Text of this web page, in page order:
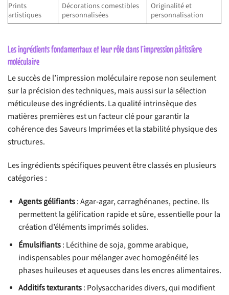
Prints
artistiques
Décorations comestibles
personnalisées
Originalité et
personnalisation
Les ingrédients fondamentaux et leur rôle dans l’impression pâtissière
moléculaire
Le succès de l’impression moléculaire repose non seulement
sur la précision des techniques, mais aussi sur la sélection
méticuleuse des ingrédients. La qualité intrinsèque des
matières premières est un facteur clé pour garantir la
cohérence des Saveurs Imprimées et la stabilité physique des
structures.
Les ingrédients spécifiques peuvent être classés en plusieurs
catégories :
Agents gélifiants: Agar-agar, carraghénanes, pectine. Ils
permettent la gélification rapide et sûre, essentielle pour la
création d’éléments imprimés solides.
Émulsifiants: Lécithine de soja, gomme arabique,
indispensables pour mélanger avec homogénéité les
phases huileuses et aqueuses dans les encres alimentaires.
Additifs texturants: Polysaccharides divers, qui modifient